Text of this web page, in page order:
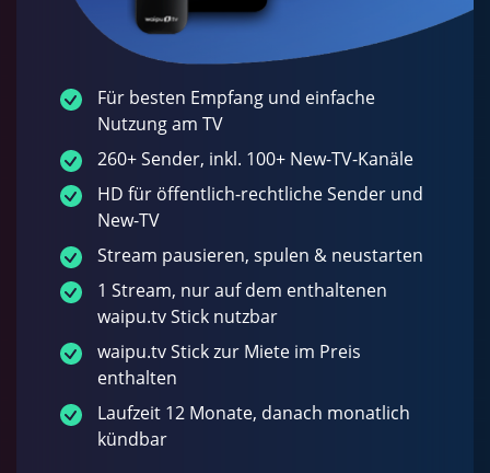
Für besten Empfang und einfache
Nutzung am TV
260+ Sender, inkl. 100+ New-TV-Kanäle
HD für öffentlich-rechtliche Sender und
New-TV
Stream pausieren, spulen & neustarten
1 Stream, nur auf dem enthaltenen
waipu.tv Stick nutzbar
waipu.tv Stick zur Miete im Preis
enthalten
Laufzeit 12 Monate, danach monatlich
kündbar